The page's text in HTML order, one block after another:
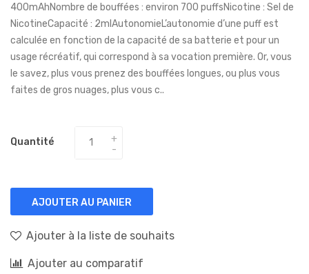
400mAhNombre de bouffées : environ 700 puffsNicotine : Sel de
NicotineCapacité : 2mlAutonomieL’autonomie d’une puff est
calculée en fonction de la capacité de sa batterie et pour un
usage récréatif, qui correspond à sa vocation première. Or, vous
le savez, plus vous prenez des bouffées longues, ou plus vous
faites de gros nuages, plus vous c..
Quantité
AJOUTER AU PANIER
Ajouter à la liste de souhaits
Ajouter au comparatif